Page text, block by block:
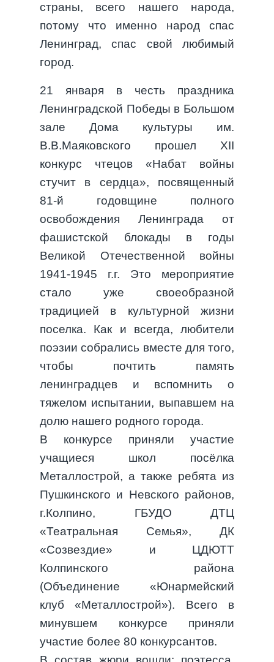
страны, всего нашего народа,
потому что именно народ спас
Ленинград, спас свой любимый
город.
21 января в честь праздника
Ленинградской Победы в Большом
зале Дома культуры им.
В.В.Маяковского прошел XII
конкурс чтецов «Набат войны
стучит в сердца», посвященный
81-й годовщине полного
освобождения Ленинграда от
фашистской блокады в годы
Великой Отечественной войны
1941-1945 г.г. Это мероприятие
стало уже своеобразной
традицией в культурной жизни
поселка. Как и всегда, любители
поэзии собрались вместе для того,
чтобы почтить память
ленинградцев и вспомнить о
тяжелом испытании, выпавшем на
долю нашего родного города.
В конкурсе приняли участие
учащиеся школ посёлка
Металлострой, а также ребята из
Пушкинского и Невского районов,
г.Колпино, ГБУДО ДТЦ
«Театральная Семья», ДК
«Созвездие» и ЦДЮТТ
Колпинского района
(Объединение «Юнармейский
клуб «Металлострой»). Всего в
минувшем конкурсе приняли
участие более 80 конкурсантов.